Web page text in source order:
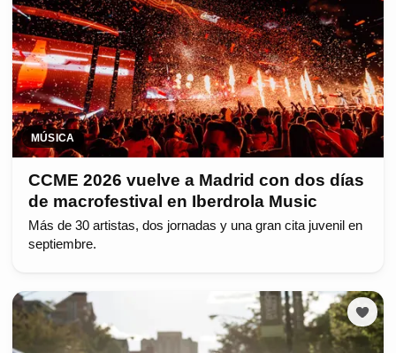
MÚSICA
CCME 2026 vuelve a Madrid con dos días
de macrofestival en Iberdrola Music
Más de 30 artistas, dos jornadas y una gran cita juvenil en
septiembre.